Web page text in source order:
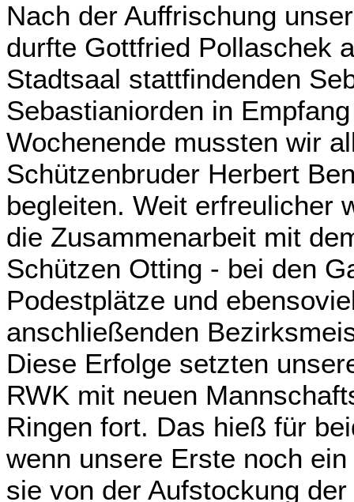
Nach der Auffrischung
durfte Gottfried Pollaschek
Stadtsaal stattfindenden
Sebastianiorden in
Wochenende mussten wir
Schützenbruder Herbert
begleiten. Weit erfreulicher
die Zusammenarbeit mit
Schützen Otting - bei den
Podestplätze und
anschließenden
Diese Erfolge setzten
RWK mit neuen
Ringen fort. Das hieß für
wenn unsere Erste noch
sie von der Aufstockung